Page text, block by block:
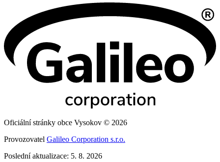
Oficiální stránky obce Vysokov © 2026
Provozovatel Galileo Corporation s.r.o.
Poslední aktualizace: 5. 8. 2026